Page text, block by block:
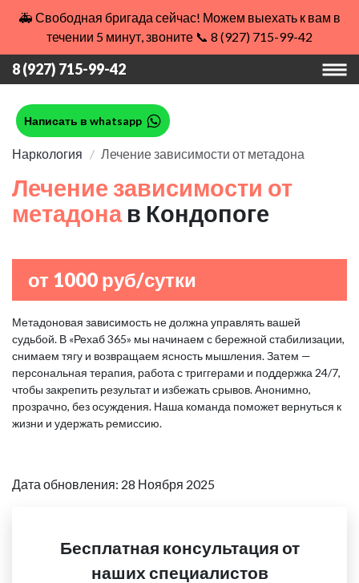
🚑 Свободная бригада сейчас! Можем выехать к вам в
течении 5 минут, звоните 📞 8 (927) 715-99-42
8 (927) 715-99-42
Написать в whatsapp
Наркология Лечение зависимости от метадона
Лечение зависимости от
метадона в Кондопоге
от 1000 руб/сутки
Метадоновая зависимость не должна управлять вашей
судьбой. В «Рехаб 365» мы начинаем с бережной стабилизации,
снимаем тягу и возвращаем ясность мышления. Затем —
персональная терапия, работа с триггерами и поддержка 24/7,
чтобы закрепить результат и избежать срывов. Анонимно,
прозрачно, без осуждения. Наша команда поможет вернуться к
жизни и удержать ремиссию.
Дата обновления: 28 Ноября 2025
Бесплатная консультация от
наших специалистов